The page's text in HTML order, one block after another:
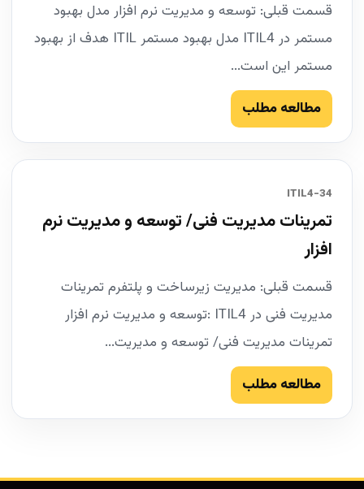
قسمت قبلی: توسعه و مدیریت نرم افزار مدل بهبود
مستمر در ITIL4 مدل بهبود مستمر ITIL هدف از بهبود
مستمر این است...
مطالعه مطلب
34-ITIL4
تمرینات مدیریت فنی/ توسعه و مدیریت نرم
افزار
قسمت قبلی: مدیریت زیرساخت و پلتفرم تمرینات
مدیریت فنی در ITIL4 :توسعه و مدیریت نرم افزار
تمرینات مدیریت فنی/ توسعه و مدیریت...
مطالعه مطلب